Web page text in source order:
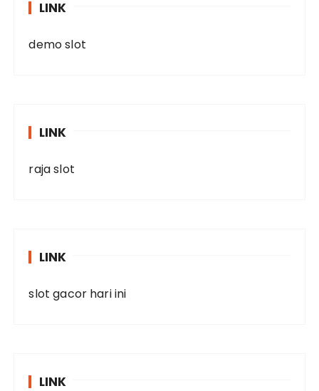
LINK
demo slot
LINK
raja slot
LINK
slot gacor hari ini
LINK